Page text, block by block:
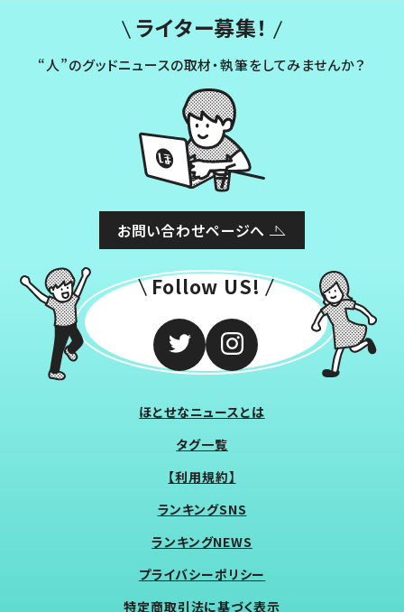
ライター募集！
“人”のグッドニュースの取材・執筆をしてみませんか？
お問い合わせページへ
Follow US!
ほとせなニュースとは
タグ一覧
【利用規約】
ランキングSNS
ランキングNEWS
プライバシーポリシー
特定商取引法に基づく表示